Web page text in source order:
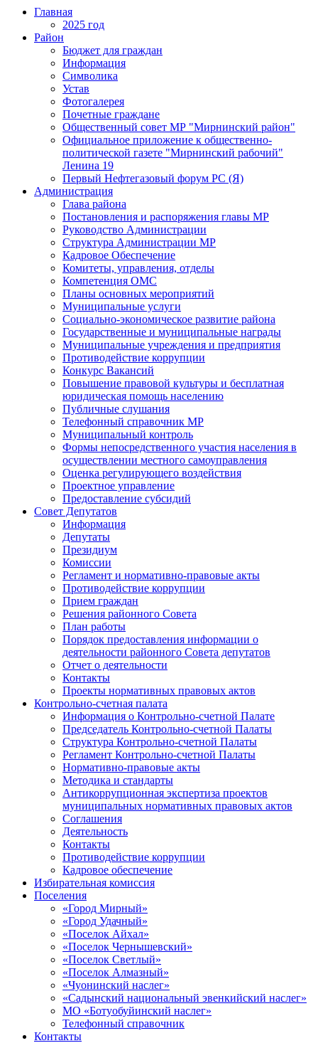
Главная
2025 год
Район
Бюджет для граждан
Информация
Символика
Устав
Фотогалерея
Почетные граждане
Общественный совет МР "Мирнинский район"
Официальное приложение к общественно-
политической газете "Мирнинский рабочий"
Ленина 19
Первый Нефтегазовый форум РС (Я)
Администрация
Глава района
Постановления и распоряжения главы МР
Руководство Администрации
Структура Администрации МР
Кадровое Обеспечение
Комитеты, управления, отделы
Компетенция ОМС
Планы основных мероприятий
Муниципальные услуги
Социально-экономическое развитие района
Государственные и муниципальные награды
Муниципальные учреждения и предприятия
Противодействие коррупции
Конкурс Вакансий
Повышение правовой культуры и бесплатная
юридическая помощь населению
Публичные слушания
Телефонный справочник МР
Муниципальный контроль
Формы непосредственного участия населения в
осуществлении местного самоуправления
Оценка регулирующего воздействия
Проектное управление
Предоставление субсидий
Совет Депутатов
Информация
Депутаты
Президиум
Комиссии
Регламент и нормативно-правовые акты
Противодействие коррупции
Прием граждан
Решения районного Совета
План работы
Порядок предоставления информации о
деятельности районного Совета депутатов
Отчет о деятельности
Контакты
Проекты нормативных правовых актов
Контрольно-счетная палата
Информация о Контрольно-счетной Палате
Председатель Контрольно-счетной Палаты
Структура Контрольно-счетной Палаты
Регламент Контрольно-счетной Палаты
Нормативно-правовые акты
Методика и стандарты
Антикоррупционная экспертиза проектов
муниципальных нормативных правовых актов
Соглашения
Деятельность
Контакты
Противодействие коррупции
Кадровое обеспечение
Избирательная комиссия
Поселения
«Город Мирный»
«Город Удачный»
«Поселок Айхал»
«Поселок Чернышевский»
«Поселок Светлый»
«Поселок Алмазный»
«Чуонинский наслег»
«Садынский национальный эвенкийский наслег»
МО «Ботуобуйинский наслег»
Телефонный справочник
Контакты